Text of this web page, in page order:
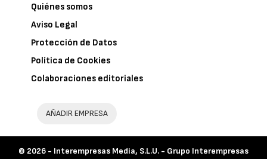
Quiénes somos
Aviso Legal
Protección de Datos
Política de Cookies
Colaboraciones editoriales
AÑADIR EMPRESA
© 2026 - Interempresas Media, S.L.U. - Grupo Interempresas